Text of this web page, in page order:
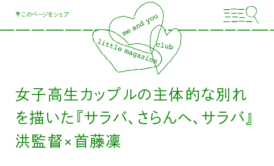
💐このページをシェア
女子高生カップルの主体的な別れ
を描いた『サラバ、さらんへ、サラバ』
洪監督×首藤凜